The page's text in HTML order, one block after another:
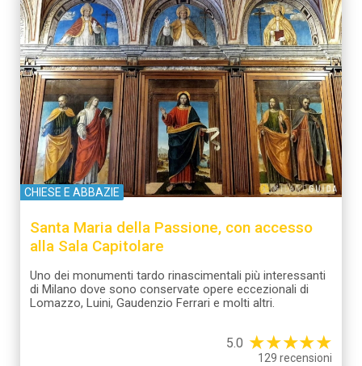
Utilizziamo i cookie per personalizzare contenuti ed
annunci, per fornire funzionalità dei social media e per
analizzare il nostro traffico. Condividiamo inoltre
informazioni sul modo in cui utilizzi il nostro sito con i
nostri partner che si occupano di analisi dei dati web,
pubblicità e social media, i quali potrebbero combinarle
con altre informazioni che hai fornito loro o che hanno
raccolto dal tuo utilizzo dei loro servizi.
CHIESE E ABBAZIE
Santa Maria della Passione, con accesso
alla Sala Capitolare
Uno dei monumenti tardo rinascimentali più interessanti
di Milano dove sono conservate opere eccezionali di
Lomazzo, Luini, Gaudenzio Ferrari e molti altri.
5.0 ★★★★★
129 recensioni